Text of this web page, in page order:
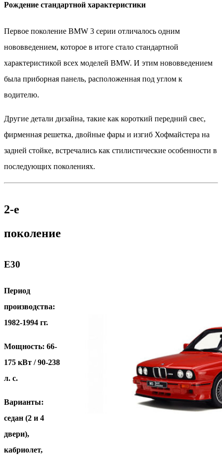
Рождение стандартной характеристики
Первое поколение BMW 3 серии отличалось одним
нововведением, которое в итоге стало стандартной
характеристикой всех моделей BMW. И этим нововведением
была приборная панель, расположенная под углом к
водителю.
Другие детали дизайна, такие как короткий передний свес,
фирменная решетка, двойные фары и изгиб Хофмайстера на
задней стойке, встречались как стилистические особенности в
последующих поколениях.
2-е
поколение
Е30
Период
производства:
1982-1994 гг.
Мощность: 66-
175 кВт / 90-238
л. с.
Варианты:
седан (2 и 4
двери),
кабриолет,